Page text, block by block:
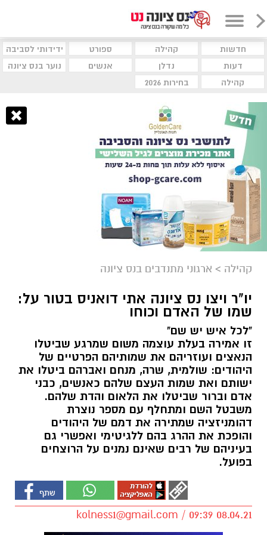
חדשות קהילה ספורט
ידידותי לסביבה
דעות
נדלן אנשים
נוער בנס ציונה
קהילה
בחירות 2026
קהילה > ארגוני מתנדבים בנס ציונה
יו"ר ויצו נס ציונה אתי דואניס בטור על:
שמו של האדם וכוחו
"לכל איש יש שם"
זו אמירה בעלת עוצמה משום שמרגע שביטלו
הנאצים ועוזריהם את שמותיהם הפרטיים של
היהודים: שולמית, שרה, מנחם ואברהם ביטלו את
ישותם ואת שמות העצם שלהם כאנשים, כבני
אדם וברור שביטלו את הלאום והדת שלהם.
משבטל השם ומתחלף עם מספר נוצרת
דהומניזציה שמתירה את דמם של היהודים
והופכת את ההרג בהם ללגיטימי ואפשרי גם
בעיניהם של רבים שאינם נמנים על הרוצחים
בפועל.
kolness1@gmail.com / 09:39 08.04.21